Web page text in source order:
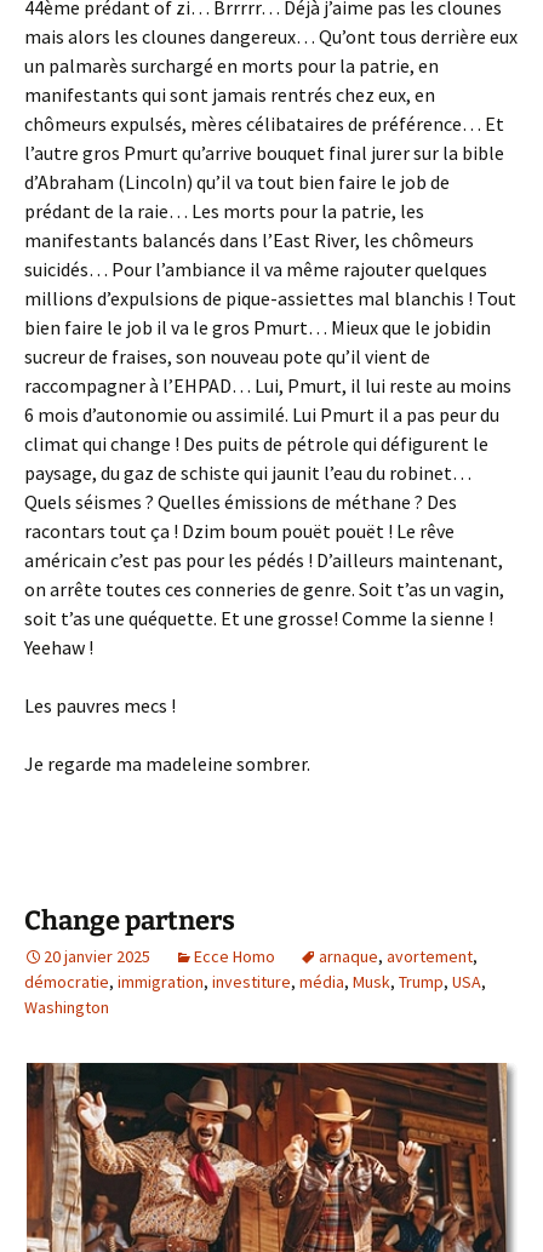
44ème prédant of zi… Brrrrr… Déjà j’aime pas les clounes
mais alors les clounes dangereux… Qu’ont tous derrière eux
un palmarès surchargé en morts pour la patrie, en
manifestants qui sont jamais rentrés chez eux, en
chômeurs expulsés, mères célibataires de préférence… Et
l’autre gros Pmurt qu’arrive bouquet final jurer sur la bible
d’Abraham (Lincoln) qu’il va tout bien faire le job de
prédant de la raie… Les morts pour la patrie, les
manifestants balancés dans l’East River, les chômeurs
suicidés… Pour l’ambiance il va même rajouter quelques
millions d’expulsions de pique-assiettes mal blanchis ! Tout
bien faire le job il va le gros Pmurt… Mieux que le jobidin
sucreur de fraises, son nouveau pote qu’il vient de
raccompagner à l’EHPAD… Lui, Pmurt, il lui reste au moins
6 mois d’autonomie ou assimilé. Lui Pmurt il a pas peur du
climat qui change ! Des puits de pétrole qui défigurent le
paysage, du gaz de schiste qui jaunit l’eau du robinet…
Quels séismes ? Quelles émissions de méthane ? Des
racontars tout ça ! Dzim boum pouët pouët ! Le rêve
américain c’est pas pour les pédés ! D’ailleurs maintenant,
on arrête toutes ces conneries de genre. Soit t’as un vagin,
soit t’as une quéquette. Et une grosse! Comme la sienne !
Yeehaw !
Les pauvres mecs !
Je regarde ma madeleine sombrer.
Change partners
20 janvier 2025 Ecce Homo arnaque, avortement,
démocratie, immigration, investiture, média, Musk, Trump, USA,
Washington